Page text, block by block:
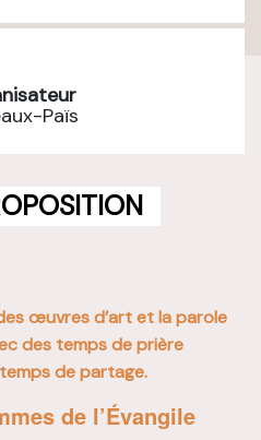
Païs
œuvres d’art et la parole
des temps de prière
de partage.
de l’Évangile